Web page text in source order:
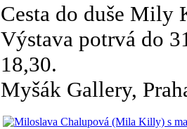
Cesta do duše Mily
Výstava potrvá do
18,30.
Myšák Gallery,